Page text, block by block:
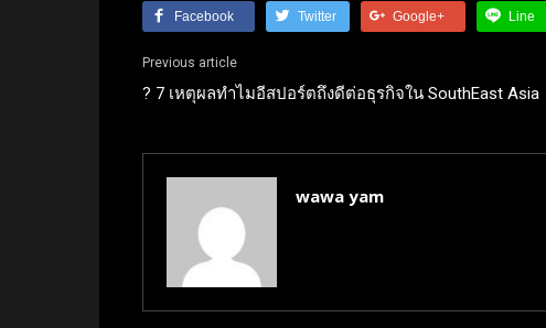
Facebook Twitter Google+ Line
Previous article
? 7 เหตุผลทำไมอีสปอร์ตถึงดีต่อธุรกิจใน SouthEast Asia
wawa yam